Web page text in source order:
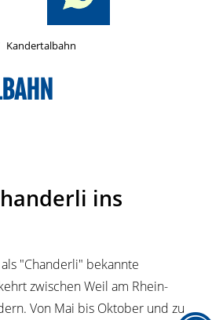
Kandertalbahn
ins
"Chanderli" bekannte
zwischen Weil am Rhein-
Von Mai bis Oktober und zu